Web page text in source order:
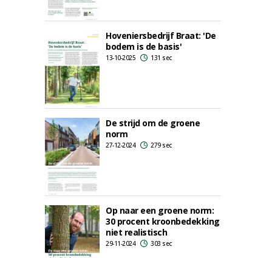
Hoveniersbedrijf Braat: 'De
bodem is de basis'
13-10-2025 131 sec
De strijd om de groene
norm
27-12-2024 279 sec
Op naar een groene norm:
30 procent kroonbedekking
niet realistisch
29-11-2024 303 sec